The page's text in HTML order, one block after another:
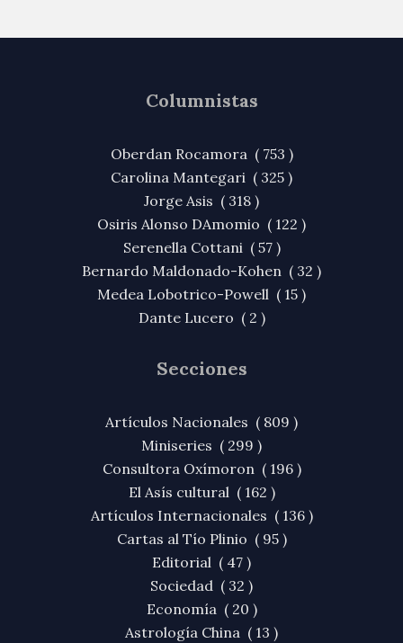
Columnistas
Oberdan Rocamora ( 753 )
Carolina Mantegari ( 325 )
Jorge Asis ( 318 )
Osiris Alonso DAmomio ( 122 )
Serenella Cottani ( 57 )
Bernardo Maldonado-Kohen ( 32 )
Medea Lobotrico-Powell ( 15 )
Dante Lucero ( 2 )
Secciones
Artículos Nacionales ( 809 )
Miniseries ( 299 )
Consultora Oxímoron ( 196 )
El Asís cultural ( 162 )
Artículos Internacionales ( 136 )
Cartas al Tío Plinio ( 95 )
Editorial ( 47 )
Sociedad ( 32 )
Economía ( 20 )
Astrología China ( 13 )